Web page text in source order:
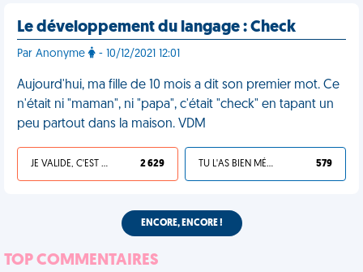
Le développement du langage : Check
Par Anonyme - 10/12/2021 12:01
Aujourd'hui, ma fille de 10 mois a dit son premier mot. Ce
n'était ni "maman", ni "papa", c'était "check" en tapant un
peu partout dans la maison. VDM
JE VALIDE, C'EST UNE VDM 2 629 TU L'AS BIEN MÉRITÉ 579
ENCORE, ENCORE !
TOP COMMENTAIRES